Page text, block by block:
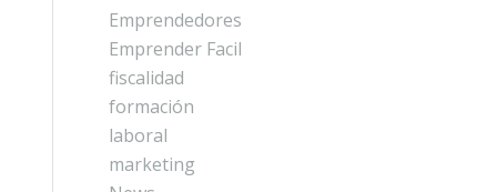
Emprendedores
Emprender Facil
fiscalidad
formación
laboral
marketing